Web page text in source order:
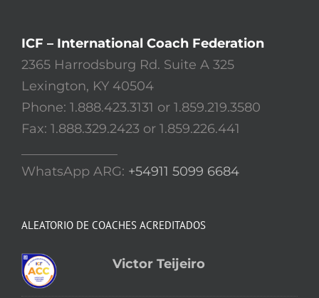
ICF – International Coach Federation
2365 Harrodsburg Rd. Suite A 325
Lexington, KY 40504
Phone: 1.888.423.3131 or 1.859.219.3580
Fax: 1.888.329.2423 or 1.859.226.441
WhatsApp ARG: +54911 5099 6684
ALEATORIO DE COACHES ACREDITADOS
Victor Teijeiro